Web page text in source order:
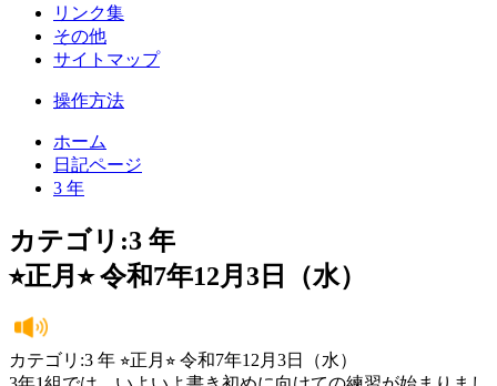
リンク集
その他
サイトマップ
操作方法
ホーム
日記ページ
3 年
カテゴリ:3 年
⭐︎正月⭐︎ 令和7年12月3日（水）
カテゴリ:3 年 ⭐︎正月⭐︎ 令和7年12月3日（水）